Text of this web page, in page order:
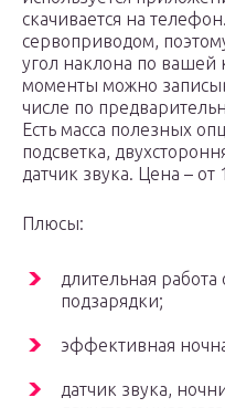
скачивается на
сервоприводом,
угол наклона по вашей
моменты можно
числе по
Есть масса полезных
подсветка,
датчик звука. Цена – от
Плюсы:
длительная работа
подзарядки;
эффективная
датчик звука,